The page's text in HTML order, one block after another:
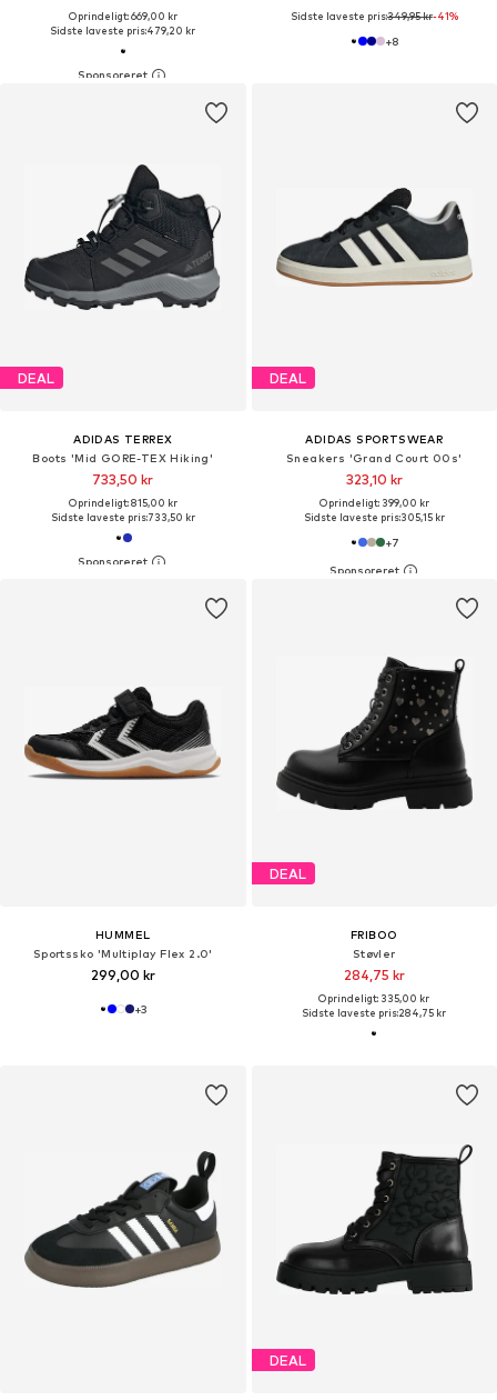
Oprindeligt: 669,00 kr
Sidste laveste pris:479,20 kr
Sidste laveste pris:349,95 kr-41%
+8
DEAL
ADIDAS TERREX
Boots 'Mid GORE-TEX Hiking'
733,50 kr
Oprindeligt: 815,00 kr
Sidste laveste pris:733,50 kr
DEAL
ADIDAS SPORTSWEAR
Sneakers 'Grand Court 00s'
323,10 kr
Oprindeligt: 399,00 kr
Sidste laveste pris:305,15 kr
+7
HUMMEL
Sportssko 'Multiplay Flex 2.0'
299,00 kr
+3
DEAL
FRIBOO
Støvler
284,75 kr
Oprindeligt: 335,00 kr
Sidste laveste pris:284,75 kr
DEAL